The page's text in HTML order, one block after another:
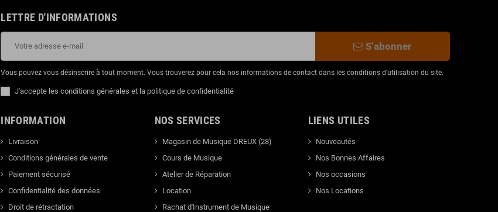
LETTRE D'INFORMATIONS
S’abonner
Vous pouvez vous désinscrire à tout moment. Vous trouverez pour cela nos informations de contact dans les conditions d'utilisation du site.
J'accepte les conditions générales et la politique de confidentialité
INFORMATION
Livraison
Conditions générales de vente
Paiement sécurisé
Confidentialité des données
Droit de rétractation
NOS SERVICES
Magasin de Musique DREUX (28)
Cours de Musique
Atelier de Réparation
Location
Rachat d'Instrument de Musique
LIENS UTILES
Nouveautés
Nos Bonnes Affaires
Nos occasions
Nos Locations